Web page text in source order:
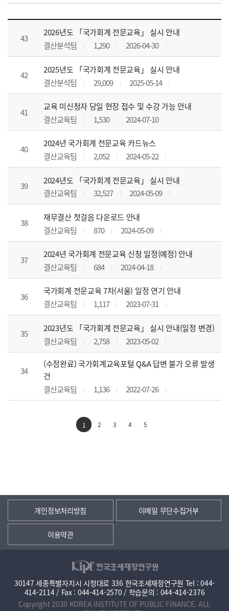
공지사항 목록 으로 번호, 제목, 작성자, 조회수, 등록 일, 첨부파일로 나열 되고 있습니다.
43
2026년도 「국가회계 전문교육」 실시 안내
결산분석팀
1,290 2026-04-30
42
2025년도 「국가회계 전문교육」 실시 안내
결산분석팀
29,009 2025-05-14
41
교육 미신청자 당일 현장 접수 및 수강 가능 안내
결산교육팀
1,530 2024-07-10
40
2024년 국가회계 전문교육 카드뉴스
결산교육팀
2,052 2024-05-22
39
2024년도 「국가회계 전문교육」 실시 안내
결산교육팀
32,527 2024-05-09
38
재무결산 첫걸음 다운로드 안내
결산교육팀
870 2024-05-09
37
2024년 국가회계 전문교육 신청 일정(예정) 안내
결산교육팀
684 2024-04-18
36
국가회계 전문교육 7차(서울) 일정 연기 안내
결산교육팀
1,117 2023-07-31
35
2023년도 「국가회계 전문교육」 실시 안내(일정 변경)
결산교육팀
2,758 2023-05-02
34
(수정완료) 국가회계교육포털 Q&A 답변 불가 오류 발생
건
결산교육팀
1,136 2022-07-26
1 2 3 4 5
개인정보처리방침 이메일 무단수집거부
이용약관
30147 세종특별자치시 시청대로 336 한국조세재정연구원 Tel : 044-
414-2114 / Fax : 044-414-2570 / 학습문의 : 044-414-2376
Copyright 2020 KOREA INSTITUTE OF PUBLIC FINANCE. ALL